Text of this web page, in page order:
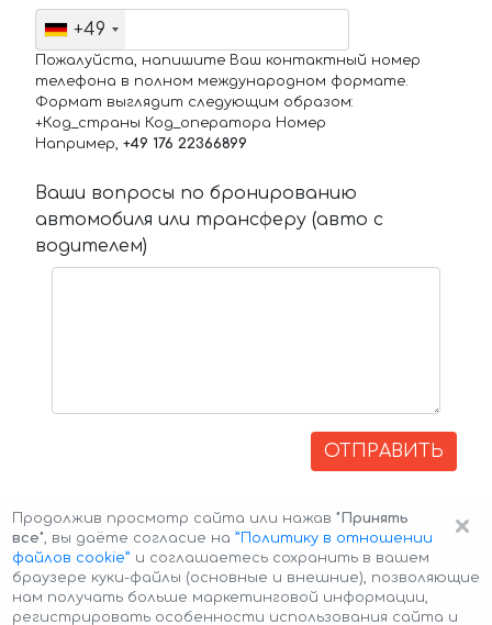
+49
Пожалуйста, напишите Ваш контактный номер
телефона в полном международном формате.
Формат выглядит следующим образом:
+Код_страны Код_оператора Номер
Например, +49 176 22366899
Ваши вопросы по бронированию
автомобиля или трансферу (авто с
водителем)
ОТПРАВИТЬ
×
Продолжив просмотр сайта или нажав "Принять
все", вы даёте согласие на ”Политику в отношении
файлов cookie” и соглашаетесь сохранить в вашем
браузере куки-файлы (основные и внешние), позволяющие
нам получать больше маркетинговой информации,
регистрировать особенности использования сайта и